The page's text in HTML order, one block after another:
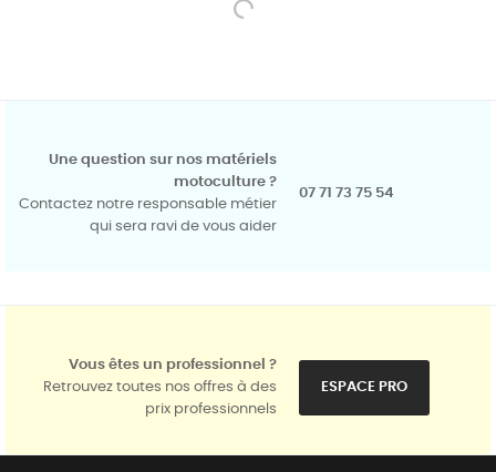
Une question sur nos matériels
motoculture ?
Contactez notre responsable métier
qui sera ravi de vous aider
07 71 73 75 54
Vous êtes un professionnel ?
Retrouvez toutes nos offres à des
prix professionnels
ESPACE PRO